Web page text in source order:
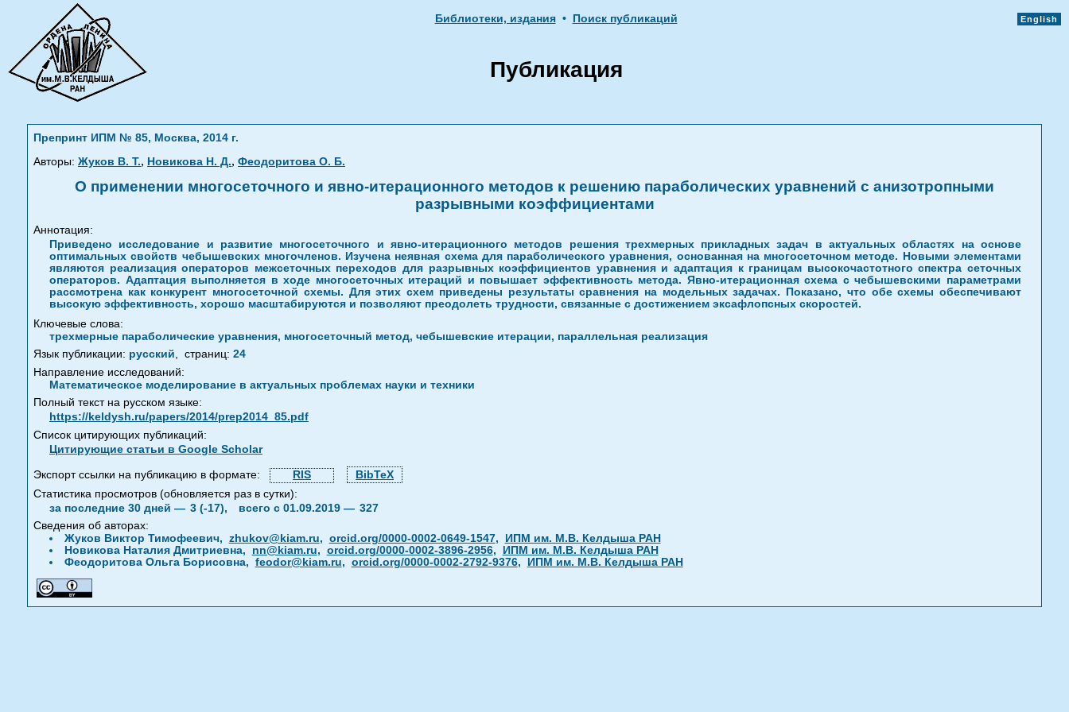
Библиотеки, издания • Поиск публикаций English
Публикация
Препринт ИПМ № 85, Москва, 2014 г.
Авторы: Жуков В. Т., Новикова Н. Д., Феодоритова О. Б.
О применении многосеточного и явно-итерационного методов к решению параболических уравнений с анизотропными
разрывными коэффициентами
Аннотация:
Приведено исследование и развитие многосеточного и явно-итерационного методов решения трехмерных прикладных задач в актуальных областях на основе
оптимальных свойств чебышевских многочленов. Изучена неявная схема для параболического уравнения, основанная на многосеточном методе. Новыми элементами
являются реализация операторов межсеточных переходов для разрывных коэффициентов уравнения и адаптация к границам высокочастотного спектра сеточных
операторов. Адаптация выполняется в ходе многосеточных итераций и повышает эффективность метода. Явно-итерационная схема с чебышевскими параметрами
рассмотрена как конкурент многосеточной схемы. Для этих схем приведены результаты сравнения на модельных задачах. Показано, что обе схемы обеспечивают
высокую эффективность, хорошо масштабируются и позволяют преодолеть трудности, связанные с достижением эксафлопсных скоростей.
Ключевые слова:
трехмерные параболические уравнения, многосеточный метод, чебышевские итерации, параллельная реализация
Язык публикации: русский, страниц: 24
Направление исследований:
Математическое моделирование в актуальных проблемах науки и техники
Полный текст на русском языке:
https://keldysh.ru/papers/2014/prep2014_85.pdf
Список цитирующих публикаций:
Цитирующие статьи в Google Scholar
Экспорт ссылки на публикацию в формате: RIS
BibTeX
Статистика просмотров (обновляется раз в сутки):
за последние 30 дней — 3 (-17), всего с 01.09.2019 — 327
Сведения об авторах:
Жуков Виктор Тимофеевич, zhukov@kiam.ru, orcid.org/0000-0002-0649-1547,
ИПМ им. М.В. Келдыша РАН
Новикова Наталия Дмитриевна, nn@kiam.ru, orcid.org/0000-0002-3896-2956,
ИПМ им. М.В. Келдыша РАН
Феодоритова Ольга Борисовна, feodor@kiam.ru, orcid.org/0000-0002-2792-9376, ИПМ им. М.В. Келдыша РАН